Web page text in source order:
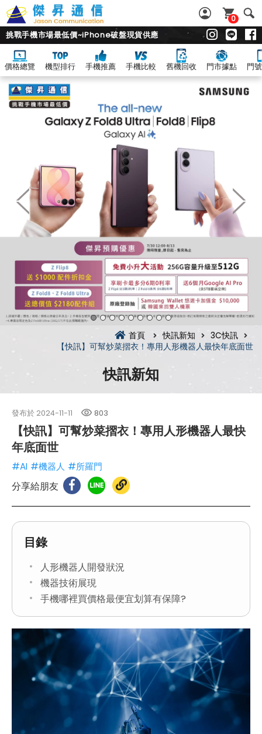
0
挑戰手機市場最低價~iPhone破盤現貨供應
價格總覽 機型排行 手機推薦 手機比較 舊機回收 門市據點 門
首頁 快訊新知
3C快訊
【快訊】可幫炒菜摺衣！專用人形機器人最快年底面世
快訊新知
發布於 2024-11-11 803
【快訊】可幫炒菜摺衣！專用人形機器人最快
年底面世
#AI #機器人 #所羅門
分享給朋友
目錄
人形機器人開發狀況
機器技術展現
手機哪裡買價格最便宜划算有保障?